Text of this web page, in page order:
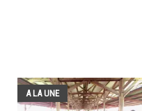
A LA UNE